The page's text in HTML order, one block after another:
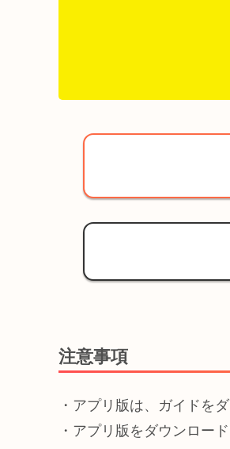
注意事項
・アプリ版は、ガイドを
・アプリ版をダウンロー